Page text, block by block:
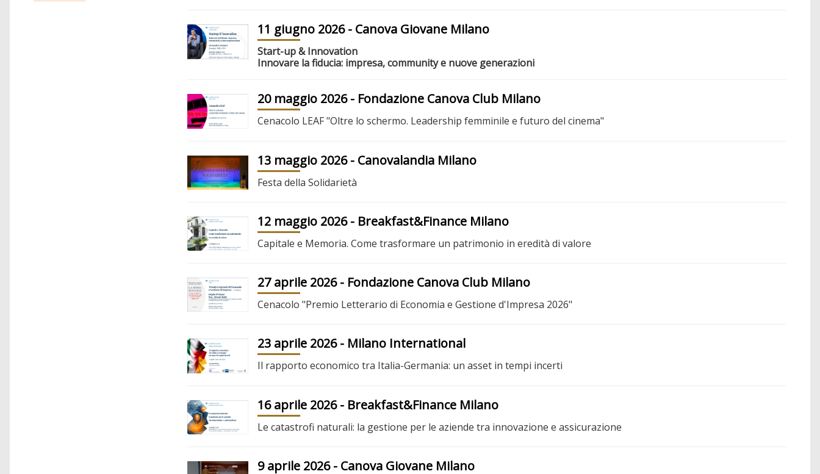
11 giugno 2026- Canova Giovane Milano
Start-up & Innovation
Innovare la fiducia: impresa, community e nuove generazioni
20 maggio 2026- Fondazione Canova Club Milano
Cenacolo LEAF "Oltre lo schermo. Leadership femminile e futuro del cinema"
13 maggio 2026- Canovalandia Milano
Festa della Solidarietà
12 maggio 2026- Breakfast&Finance Milano
Capitale e Memoria. Come trasformare un patrimonio in eredità di valore
27 aprile 2026- Fondazione Canova Club Milano
Cenacolo "Premio Letterario di Economia e Gestione d'Impresa 2026"
23 aprile 2026- Milano International
Il rapporto economico tra Italia-Germania: un asset in tempi incerti
16 aprile 2026- Breakfast&Finance Milano
Le catastrofi naturali: la gestione per le aziende tra innovazione e assicurazione
9 aprile 2026- Canova Giovane Milano